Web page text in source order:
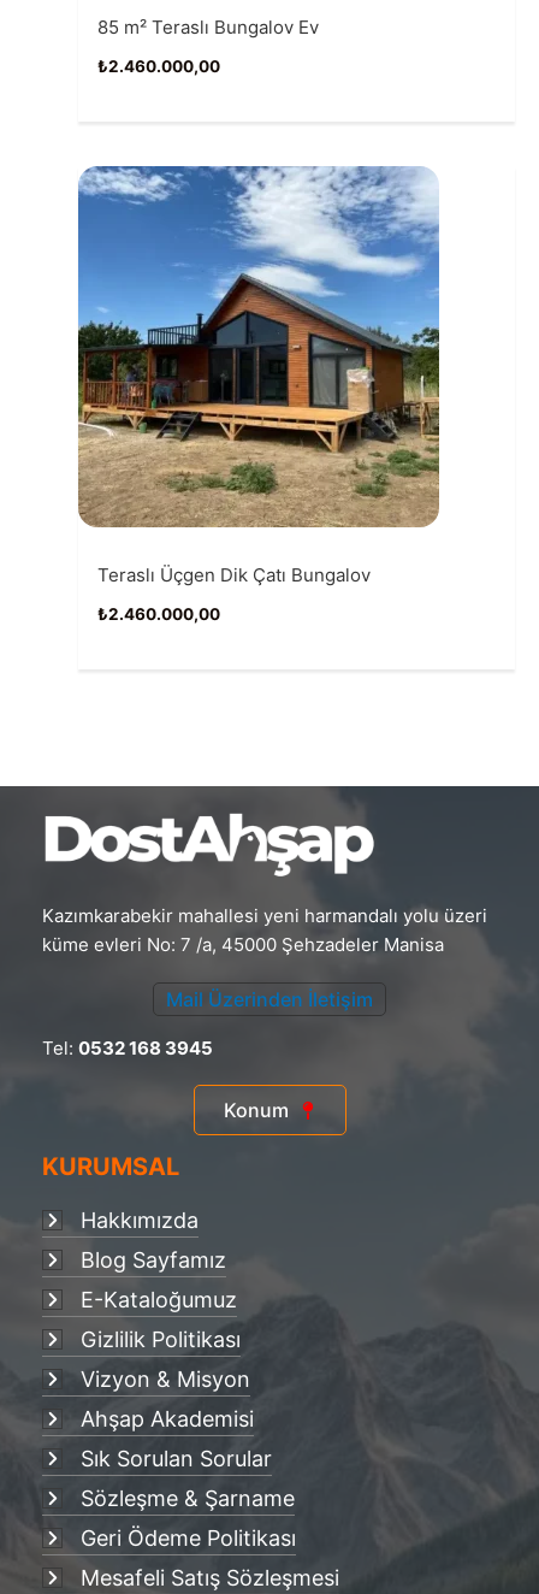
85 m² Teraslı Bungalov Ev
₺2.460.000,00
Teraslı Üçgen Dik Çatı Bungalov
₺2.460.000,00
Kazımkarabekir mahallesi yeni harmandalı yolu üzeri
küme evleri No: 7 /a, 45000 Şehzadeler Manisa
Mail Üzerinden İletişim
Tel: 0532 168 3945
Konum
KURUMSAL
Hakkımızda
Blog Sayfamız
E-Kataloğumuz
Gizlilik Politikası
Vizyon & Misyon
Ahşap Akademisi
Sık Sorulan Sorular
Sözleşme & Şarname
Geri Ödeme Politikası
Mesafeli Satış Sözleşmesi